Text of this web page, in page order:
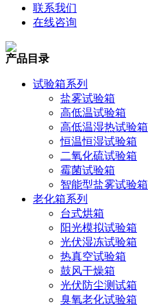
联系我们
在线咨询
产品目录
试验箱系列
盐雾试验箱
高低温试验箱
高低温湿热试验箱
恒温恒湿试验箱
二氧化硫试验箱
霉菌试验箱
智能型盐雾试验箱
老化箱系列
台式烘箱
阳光模拟试验箱
光伏湿冻试验箱
热真空试验箱
鼓风干燥箱
光伏防尘测试箱
臭氧老化试验箱